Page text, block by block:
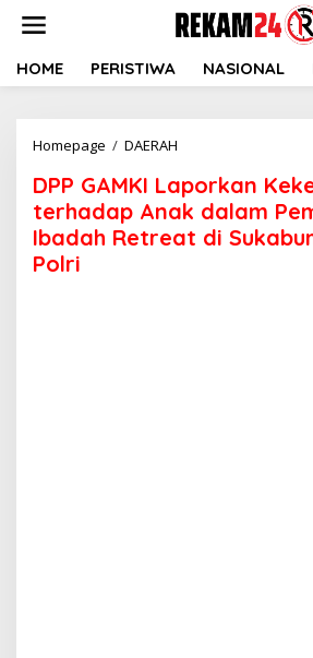
HOME PERISTIWA NASIONAL
Homepage / DAERAH
Laporkan
Kekerasan
terhadap
Anak
DPP GAMKI Laporkan
terhadap Anak dalam
Ibadah Retreat di
Polri